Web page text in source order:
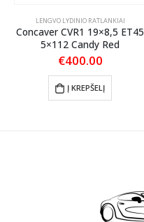
LENGVO LYDINIO RATLANKIAI
Concaver CVR1 19×8,5 ET45
5×112 Candy Red
€400.00
Į KREPŠELĮ